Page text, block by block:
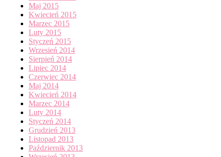
Maj 2015
Kwiecień 2015
Marzec 2015
Luty 2015
Styczeń 2015
Wrzesień 2014
Sierpień 2014
Lipiec 2014
Czerwiec 2014
Maj 2014
Kwiecień 2014
Marzec 2014
Luty 2014
Styczeń 2014
Grudzień 2013
Listopad 2013
Październik 2013